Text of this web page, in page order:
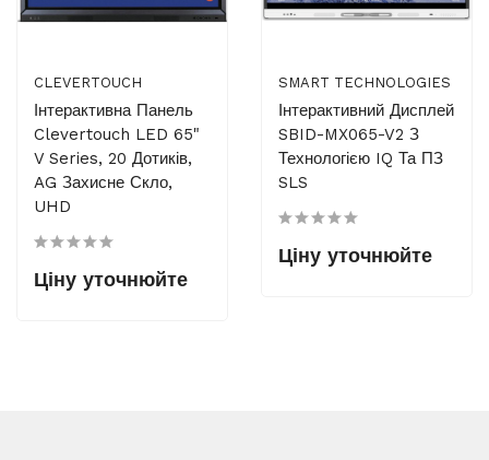
CLEVERTOUCH
Інтерактивна Панель
Clevertouch LED 65"
V Series, 20 Дотиків,
AG Захисне Скло,
UHD
Ціну уточнюйте
SMART TECHNOLOGIES
Інтерактивний Дисплей
SBID-MX065-V2 З
Технологією IQ Та ПЗ
SLS
Ціну уточнюйте